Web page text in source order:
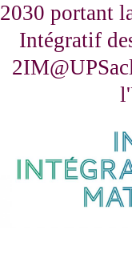
2030 portant
Intégratif